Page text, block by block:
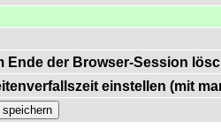
Ende der Browser-Session
einstellen (mit